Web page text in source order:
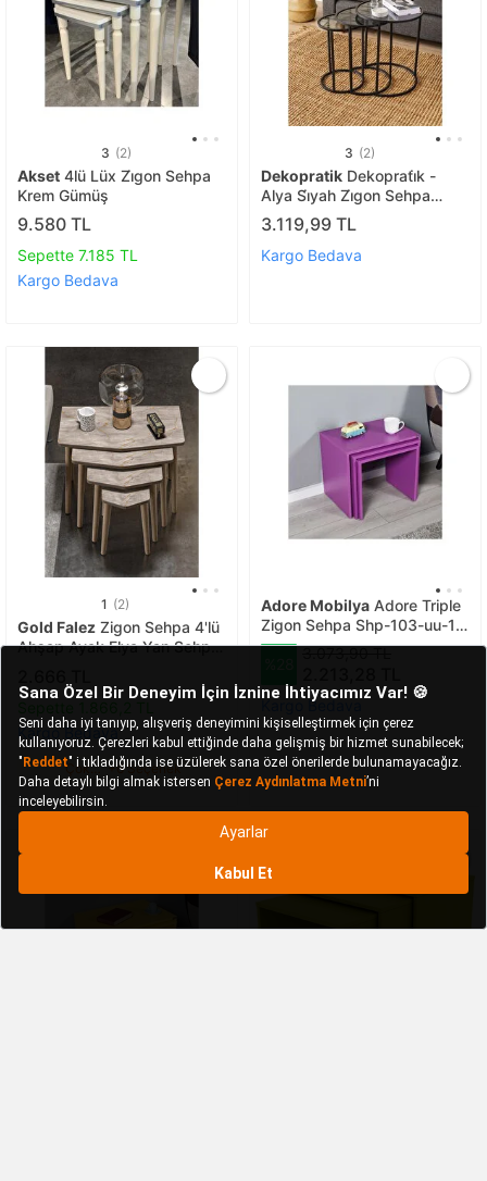
3 (2)
Akset 4lü Lüx Zi̇gon Sehpa
Krem Gümüş
9.580 TL
Sepette 7.185 TL
Kargo Bedava
3 (2)
Dekopratik Dekoprati̇k -
Alya Si̇yah Zi̇gon Sehpa
Füme Cam
3.119,99 TL
Kargo Bedava
1 (2)
Gold Falez Zigon Sehpa 4'lü
Ahşap Ayak Elya Yan Sehpa
Renkli
Kargo Bedava
Çok
Renkli
+6 Seçenek
Adore Mobilya Adore Triple
Zigon Sehpa Shp-103-uu-1
Mor
Kargo Bedava